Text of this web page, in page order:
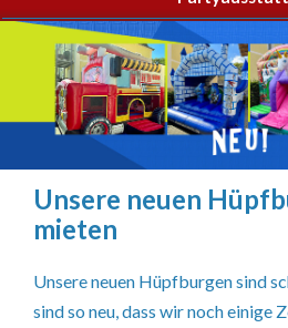
Unsere neuen
mieten
Unsere neuen Hüpfburgen sind
sind so neu, dass wir noch einige